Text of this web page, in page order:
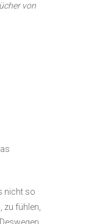
von
nicht so
zu fühlen,